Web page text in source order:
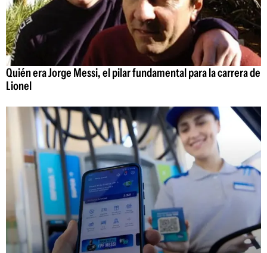
Quién era Jorge Messi, el pilar fundamental para la carrera de
Lionel